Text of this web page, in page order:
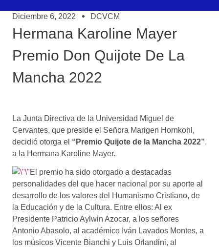
Diciembre 6, 2022 DCVCM
Hermana Karoline Mayer
Premio Don Quijote De La
Mancha 2022
La Junta Directiva de la Universidad Miguel de
Cervantes, que preside el Señora Marigen Hornkohl,
decidió otorga el “Premio Quijote de la Mancha 2022”,
a la Hermana Karoline Mayer.
E l premio ha sido otorgado a destacadas
personalidades del que hacer nacional por su aporte al
desarrollo de los valores del Humanismo Cristiano, de
la Educación y de la Cultura. Entre ellos: Al ex
Presidente Patricio Aylwin Azocar, a los señores
Antonio Abasolo, al académico Iván Lavados Montes, a
los músicos Vicente Bianchi y Luis Orlandini, al